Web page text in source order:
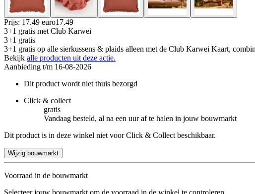
Prijs: 17.49 euro17.49
3+1 gratis met Club Karwei
3+1 gratis
3+1 gratis op alle sierkussens & plaids alleen met de Club Karwei Kaart,
Bekijk alle producten uit deze actie.
Aanbieding t/m 16-08-2026
Dit product wordt niet thuis bezorgd
Click & collect
gratis
Vandaag besteld, al na een uur af te halen in jouw bouwmarkt
Dit product is in deze winkel niet voor Click & Collect beschikbaar.
Wijzig bouwmarkt
Voorraad in de bouwmarkt
Selecteer jouw bouwmarkt om de voorraad in de winkel te controleren.